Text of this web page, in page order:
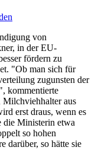
von
in der EU-
fördern zu
"Ob man sich für
zugunsten der
kommentierte
Milchviehhalter aus
erst draus, wenn es
die Ministerin etwa
so hohen
darüber, so hätte sie